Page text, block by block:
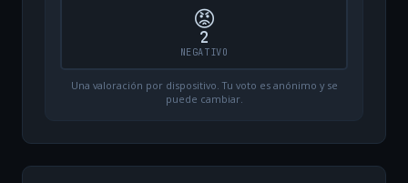
😡
2
NEGATIVO
Una valoración por dispositivo. Tu voto es anónimo y se
puede cambiar.